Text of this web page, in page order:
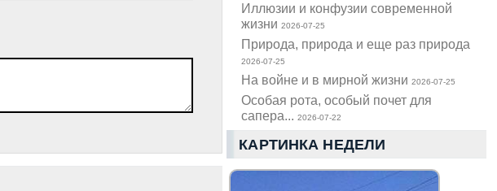
Иллюзии и конфузии современной
жизни2026-07-25
Природа, природа и еще раз природа
2026-07-25
На войне и в мирной жизни2026-07-25
Особая рота, особый почет для
сапера...2026-07-22
КАРТИНКА НЕДЕЛИ